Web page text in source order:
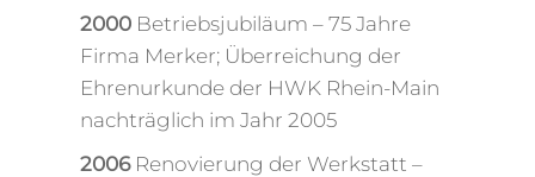
2000Betriebsjubiläum – 75 Jahre
Firma Merker; Überreichung der
Ehrenurkunde der HWK Rhein-Main
nachträglich im Jahr 2005
2006Renovierung der Werkstatt –